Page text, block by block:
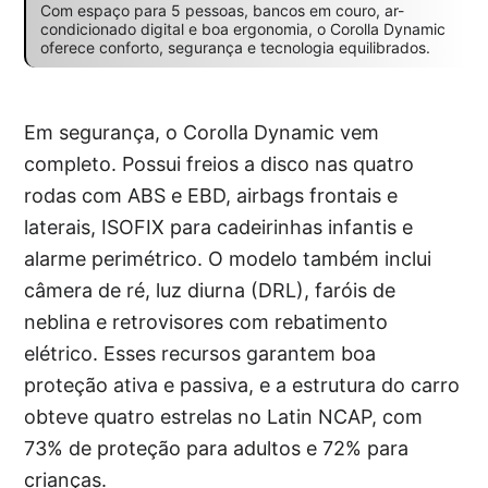
Com espaço para 5 pessoas, bancos em couro, ar-
condicionado digital e boa ergonomia, o Corolla Dynamic
oferece conforto, segurança e tecnologia equilibrados.
Em segurança, o Corolla Dynamic vem
completo. Possui freios a disco nas quatro
rodas com ABS e EBD, airbags frontais e
laterais, ISOFIX para cadeirinhas infantis e
alarme perimétrico. O modelo também inclui
câmera de ré, luz diurna (DRL), faróis de
neblina e retrovisores com rebatimento
elétrico. Esses recursos garantem boa
proteção ativa e passiva, e a estrutura do carro
obteve quatro estrelas no Latin NCAP, com
73% de proteção para adultos e 72% para
crianças.